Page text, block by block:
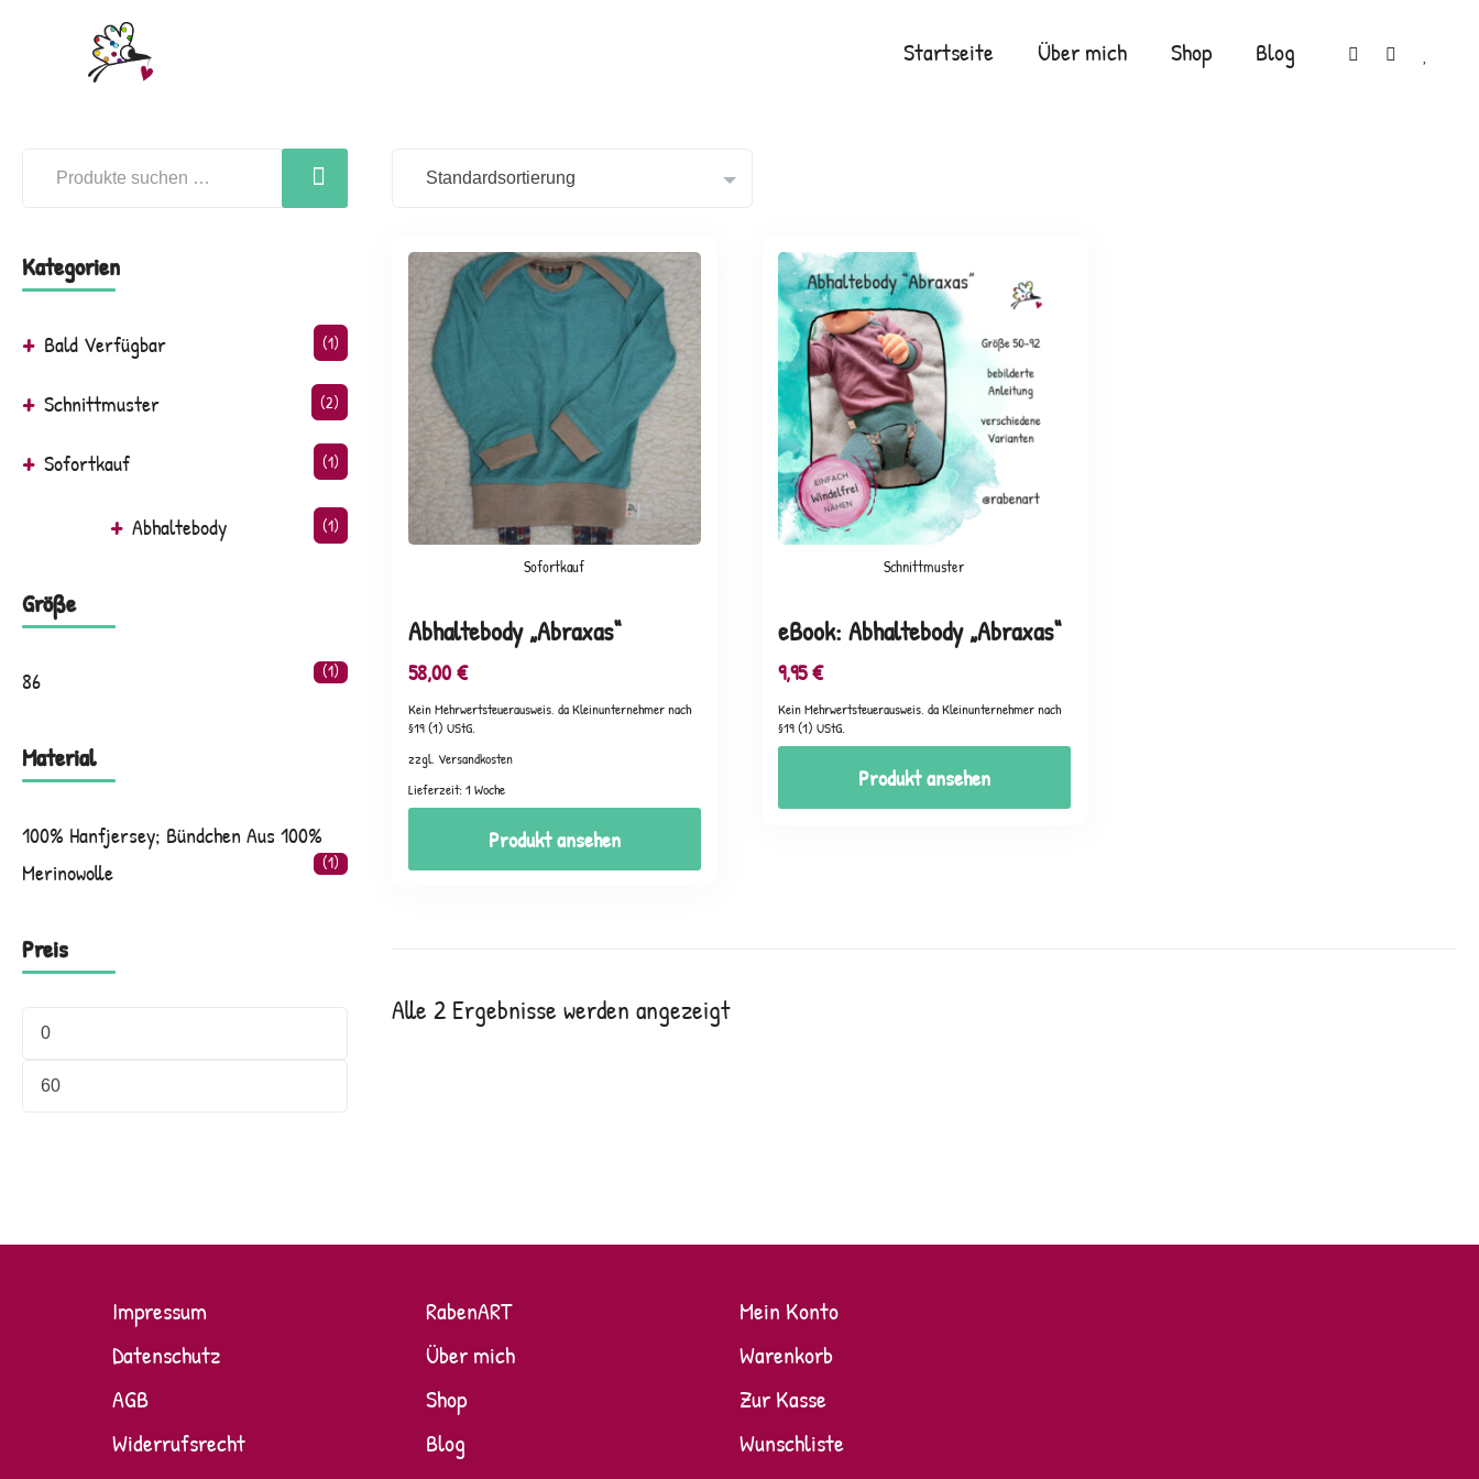
Startseite Über mich Shop Blog
Kategorien
Bald Verfügbar (1)
Schnittmuster (2)
Sofortkauf (1)
Abhaltebody (1)
Größe
86 (1)
Material
100% Hanfjersey; Bündchen Aus 100%
Merinowolle
(1)
Preis
Sofortkauf
Abhaltebody „Abraxas“
58,00€
Kein Mehrwertsteuerausweis, da Kleinunternehmer nach
§19 (1) UStG.
zzgl. Versandkosten
Lieferzeit: 1 Woche
Produkt ansehen
Schnittmuster
eBook: Abhaltebody „Abraxas“
9,95€
Kein Mehrwertsteuerausweis, da Kleinunternehmer nach
§19 (1) UStG.
Produkt ansehen
Alle 2 Ergebnisse werden angezeigt
Impressum
Datenschutz
AGB
Widerrufsrecht
RabenART
Über mich
Shop
Blog
Mein Konto
Warenkorb
Zur Kasse
Wunschliste